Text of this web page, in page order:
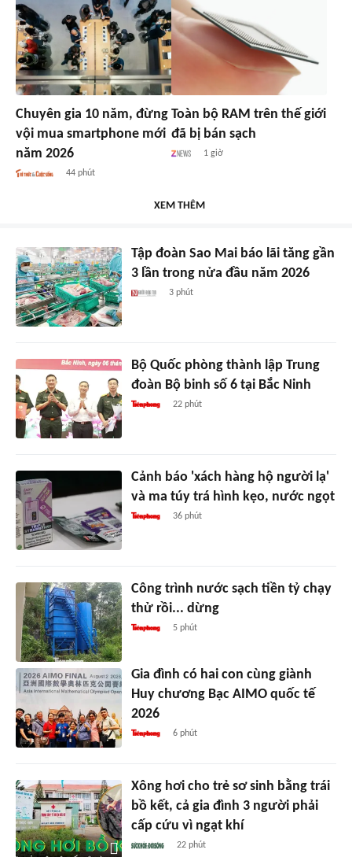
Chuyên gia 10 năm, đừng
vội mua smartphone mới
năm 2026
44 phút
Toàn bộ RAM trên thế giới
đã bị bán sạch
1 giờ
XEM THÊM
Tập đoàn Sao Mai báo lãi tăng gần
3 lần trong nửa đầu năm 2026
3 phút
Bộ Quốc phòng thành lập Trung
đoàn Bộ binh số 6 tại Bắc Ninh
22 phút
Cảnh báo 'xách hàng hộ người lạ'
và ma túy trá hình kẹo, nước ngọt
36 phút
Công trình nước sạch tiền tỷ chạy
thử rồi... dừng
5 phút
Gia đình có hai con cùng giành
Huy chương Bạc AIMO quốc tế
2026
6 phút
Xông hơi cho trẻ sơ sinh bằng trái
bồ kết, cả gia đình 3 người phải
cấp cứu vì ngạt khí
22 phút